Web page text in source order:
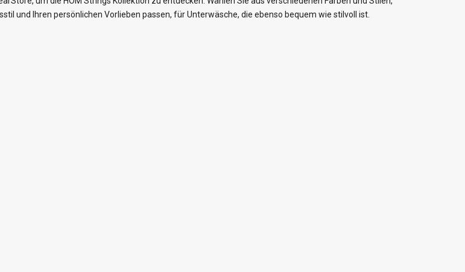
und Ihren persönlichen Vorlieben passen, für Unterwäsche, die ebenso bequem wie stilvoll ist.